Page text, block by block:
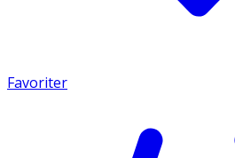
Favoriter